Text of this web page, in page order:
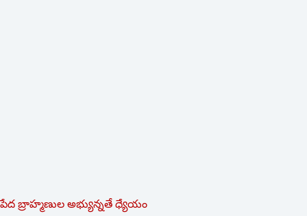
పేద బ్రాహ్మణుల అభ్యున్నతే ధ్యేయం